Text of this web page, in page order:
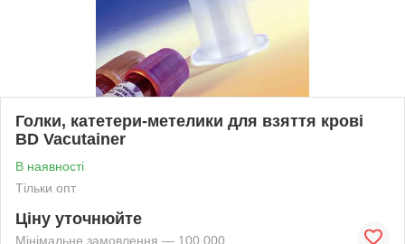
Голки, катетери-метелики для взяття крові
BD Vacutainer
В наявності
Тільки опт
Ціну уточнюйте
Мінімальне замовлення — 100.000